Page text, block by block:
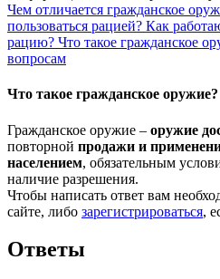
Чем отличается гражданское
пользоваться рацией? Как
рацию? Что такое гражданское
вопросам
Что такое гражданское оружие?
Гражданское оружие – оружие
повторной продажи и
населением, обязательным
наличие разрешения.
Чтобы написать ответ вам
сайте, либо зарегистрироваться,
Ответы